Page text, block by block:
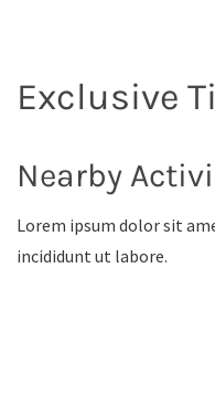
Exclusive
Nearby
Lorem ipsum dolor sit
incididunt ut labore.